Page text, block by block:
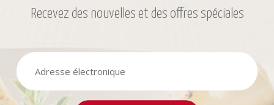
Recevez des nouvelles et des offres spéciales